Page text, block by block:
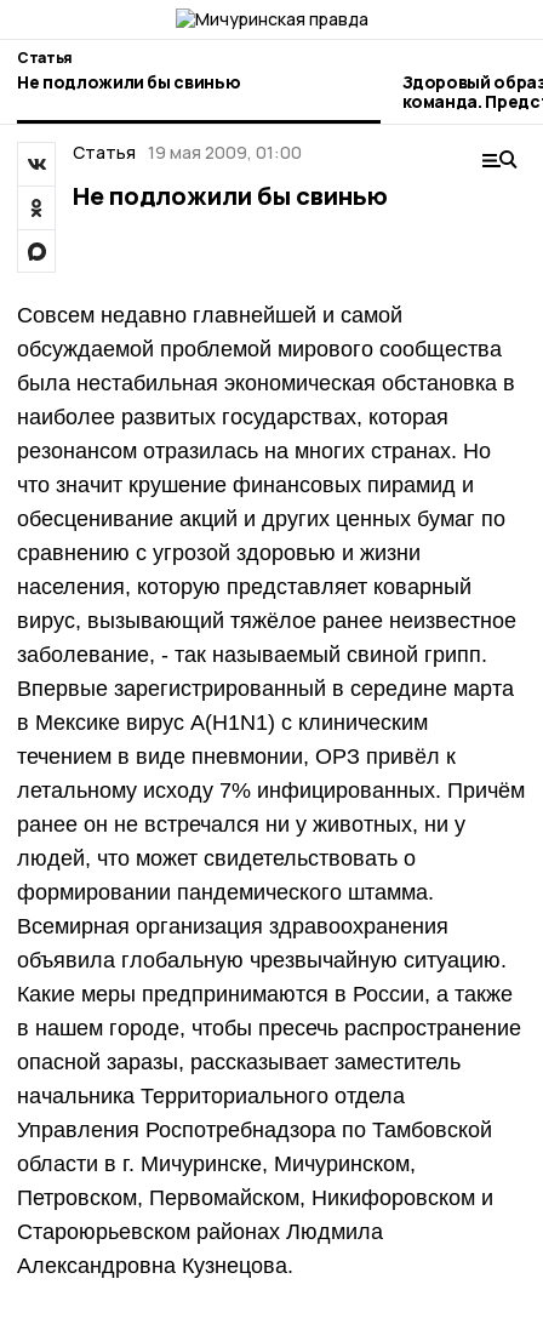
Статья
Не подложили бы свинью
Здоровый
команда.
наукограда
Статья 19 мая 2009, 01:00
Не подложили бы свинью
Совсем недавно главнейшей и самой
обсуждаемой проблемой мирового сообщества
была нестабильная экономическая обстановка в
наиболее развитых государствах, которая
резонансом отразилась на многих странах. Но
что значит крушение финансовых пирамид и
обесценивание акций и других ценных бумаг по
сравнению с угрозой здоровью и жизни
населения, которую представляет коварный
вирус, вызывающий тяжёлое ранее неизвестное
заболевание, - так называемый свиной грипп.
Впервые зарегистрированный в середине марта
в Мексике вирус А(Н1N1) с клиническим
течением в виде пневмонии, ОРЗ привёл к
летальному исходу 7% инфицированных. Причём
ранее он не встречался ни у животных, ни у
людей, что может свидетельствовать о
формировании пандемического штамма.
Всемирная организация здравоохранения
объявила глобальную чрезвычайную ситуацию.
Какие меры предпринимаются в России, а также
в нашем городе, чтобы пресечь распространение
опасной заразы, рассказывает заместитель
начальника Территориального отдела
Управления Роспотребнадзора по Тамбовской
области в г. Мичуринске, Мичуринском,
Петровском, Первомайском, Никифоровском и
Староюрьевском районах Людмила
Александровна Кузнецова.